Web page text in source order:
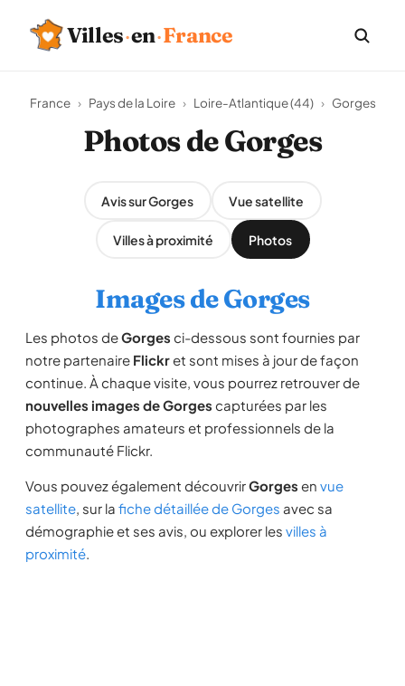
Villes·en·France
France › Pays de la Loire › Loire-Atlantique (44) › Gorges
Photos de Gorges
Avis sur Gorges Vue satellite
Villes à proximité Photos
Images de Gorges
Les photos deGorges ci-dessous sont fournies par
notre partenaire Flickret sont mises à jour de façon
continue. À chaque visite, vous pourrez retrouver de
nouvelles images de Gorges capturées par les
photographes amateurs et professionnels de la
communauté Flickr.
Vous pouvez également découvrirGorges en vue
satellite, sur la fiche détaillée de Gorges avec sa
démographie et ses avis, ou explorer les villes à
proximité.